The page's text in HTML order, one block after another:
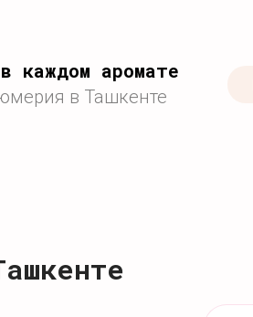
каждом аромате
в Ташкенте